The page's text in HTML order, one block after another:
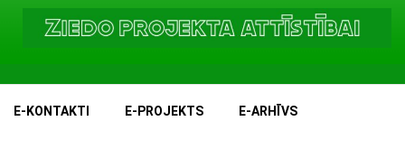
E-KONTAKTI E-PROJEKTS E-ARHĪVS